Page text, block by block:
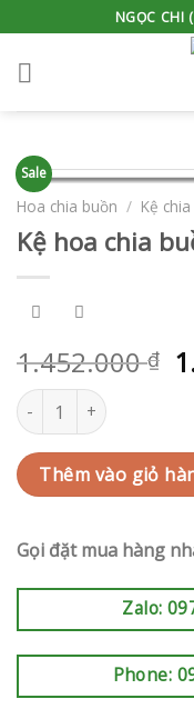
to
content
NGỌC CHI
Sale
Hoa chia buồn / Kệ
Kệ hoa chia
1.452.000₫
Kệ hoa chia buồn |
Thêm vào giỏ
Gọi đặt mua hàng
Zalo:
Phone: